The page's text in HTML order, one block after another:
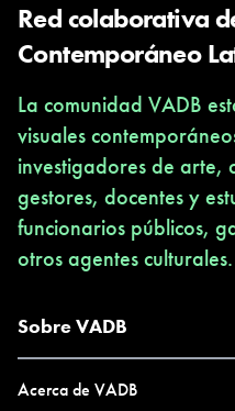
Red colaborativa
Contemporáneo
La comunidad VADB
visuales
investigadores de arte,
gestores, docentes y
funcionarios públicos,
otros agentes culturales.
Sobre VADB
Acerca de VADB